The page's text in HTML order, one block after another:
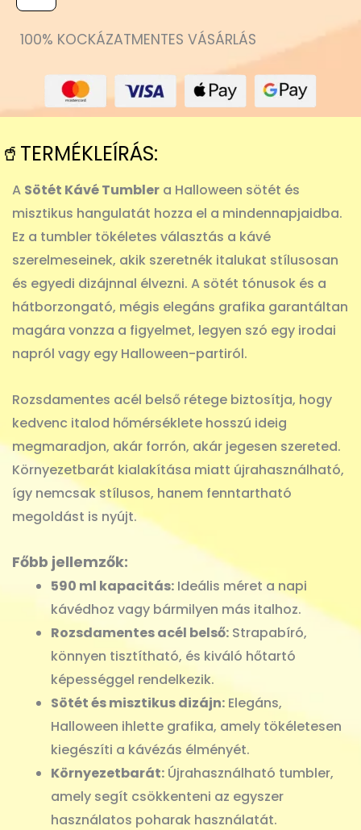
100% KOCKÁZATMENTES VÁSÁRLÁS
🥤TERMÉKLEÍRÁS:
A Sötét Kávé Tumbler a Halloween sötét és
misztikus hangulatát hozza el a mindennapjaidba.
Ez a tumbler tökéletes választás a kávé
szerelmeseinek, akik szeretnék italukat stílusosan
és egyedi dizájnnal élvezni. A sötét tónusok és a
hátborzongató, mégis elegáns grafika garantáltan
magára vonzza a figyelmet, legyen szó egy irodai
napról vagy egy Halloween-partiról.
Rozsdamentes acél belső rétege biztosítja, hogy
kedvenc italod hőmérséklete hosszú ideig
megmaradjon, akár forrón, akár jegesen szereted.
Környezetbarát kialakítása miatt újrahasználható,
így nemcsak stílusos, hanem fenntartható
megoldást is nyújt.
Főbb jellemzők:
590 ml kapacitás: Ideális méret a napi
kávédhoz vagy bármilyen más italhoz.
Rozsdamentes acél belső: Strapabíró,
könnyen tisztítható, és kiváló hőtartó
képességgel rendelkezik.
Sötét és misztikus dizájn: Elegáns,
Halloween ihlette grafika, amely tökéletesen
kiegészíti a kávézás élményét.
Környezetbarát: Újrahasználható tumbler,
amely segít csökkenteni az egyszer
használatos poharak használatát.